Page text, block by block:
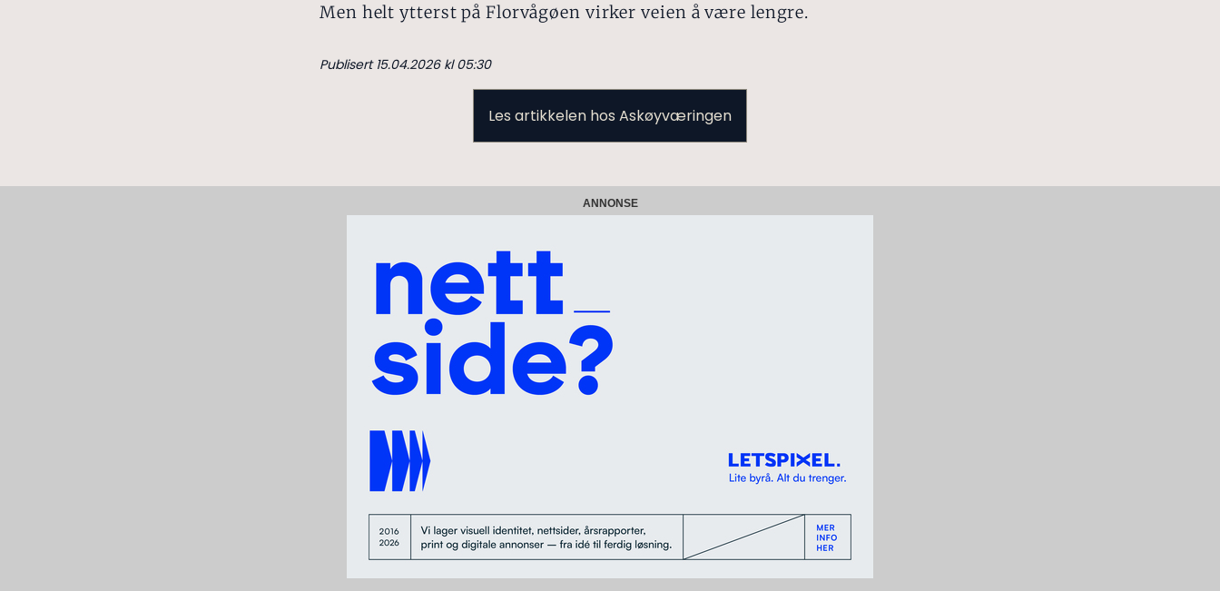
Men helt ytterst på Florvågøen virker veien å være lengre.
Publisert 15.04.2026 kl 05:30
Les artikkelen hos Askøyværingen
ANNONSE